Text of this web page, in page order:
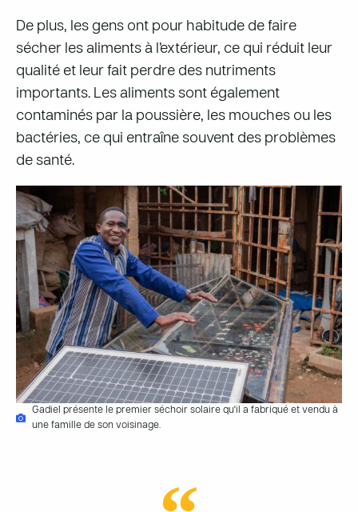
De plus, les gens ont pour habitude de faire
sécher les aliments à l’extérieur, ce qui réduit leur
qualité et leur fait perdre des nutriments
importants. Les aliments sont également
contaminés par la poussière, les mouches ou les
bactéries, ce qui entraîne souvent des problèmes
de santé.
Gadiel présente le premier séchoir solaire qu'il a fabriqué et vendu à
une famille de son voisinage.